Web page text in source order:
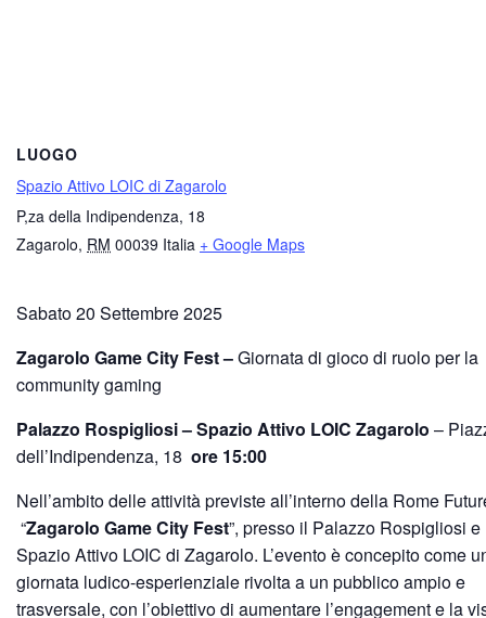
LUOGO
Spazio Attivo LOIC di Zagarolo
P,za della Indipendenza, 18
Zagarolo, RM 00039 Italia + Google Maps
Sabato 20 Settembre 2025
Zagarolo Game City Fest –Giornata di gioco di ruolo per la
community gaming
Palazzo Rospigliosi – Spazio Attivo LOIC Zagarolo –
dell’Indipendenza, 18 ore 15:00
Nell’ambito delle attività previste all’interno della Rome
“Zagarolo Game City Fest”, presso il Palazzo Rospigliosi e
Spazio Attivo LOIC di Zagarolo. L’evento è concepito come
giornata ludico-esperienziale rivolta a un pubblico ampio e
trasversale, con l’obiettivo di aumentare l’engagement e la